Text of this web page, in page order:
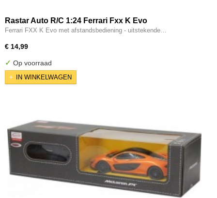
Rastar Auto R/C 1:24 Ferrari Fxx K Evo
Ferrari FXX K Evo met afstandsbediening - uitstekende…
€ 14,99
✓ Op voorraad
IN WINKELWAGEN